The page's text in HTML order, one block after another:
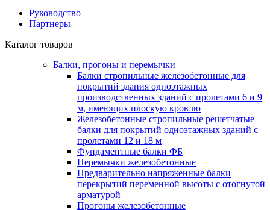
Руководство
Партнеры
Каталог товаров
Балки, прогоны и перемычки
Балки стропильные железобетонные для
покрытий здания одноэтажных
производственных зданий с пролетами 6 и 9
м, имеющих плоскую кровлю
Железобетонные стропильные решетчатые
балки для покрытий одноэтажных зданий с
пролетами 12 и 18 м
Фундаментные балки ФБ
Перемычки железобетонные
Предварительно напряженные балки
перекрытий переменной высоты с отогнутой
арматурой
Прогоны железобетонные